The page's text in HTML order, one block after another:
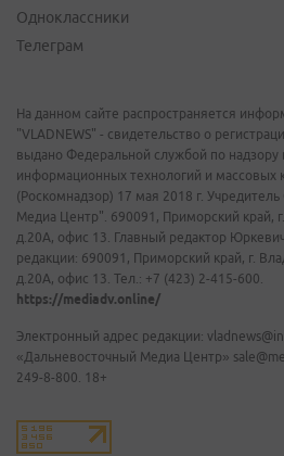
Одноклассники
Телеграм
На данном сайте распространяется
"VLADNEWS" - свидетельство о
выдано Федеральной службой по надзору
информационных технологий и массовых
(Роскомнадзор) 17 мая 2018 г.
Медиа Центр". 690091, Приморский край,
д.20А, офис 13. Главный редактор
редакции: 690091, Приморский край, г.
д.20А, офис 13. Тел.: +7 (423) 2-415-600.
https://mediadv.online/
Электронный адрес редакции:
«Дальневосточный Медиа Центр»
249-8-800. 18+